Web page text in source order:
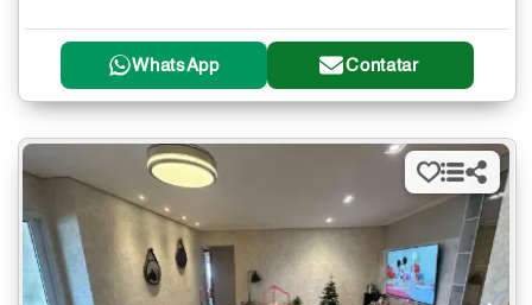
WhatsApp Contatar